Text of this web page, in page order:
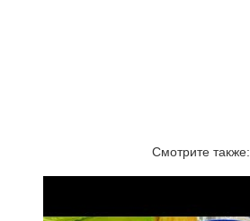
Смотрите также: